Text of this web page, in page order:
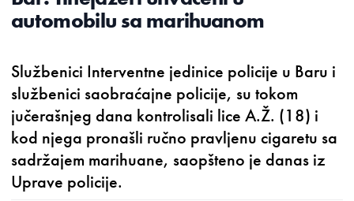
automobilu sa marihuanom
Službenici Interventne jedinice policije u Baru i
službenici saobraćajne policije, su tokom
jučerašnjeg dana kontrolisali lice A.Ž. (18) i
kod njega pronašli ručno pravljenu cigaretu sa
sadržajem marihuane, saopšteno je danas iz
Uprave policije.